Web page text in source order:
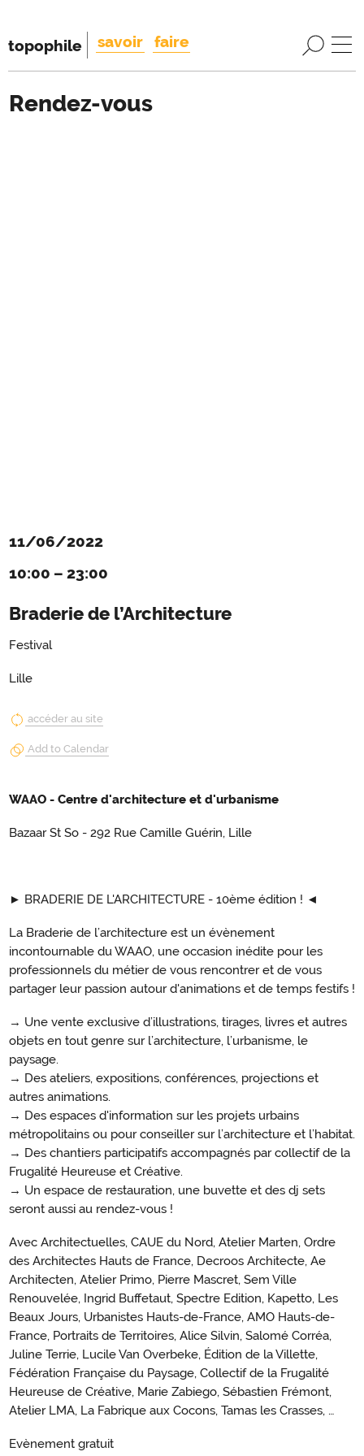
topophile savoir faire
Rendez-vous
11/06/2022
10:00 – 23:00
Braderie de l’Architecture
Festival
Lille
accéder au site
Add to Calendar
WAAO - Centre d'architecture et d'urbanisme
Bazaar St So - 292 Rue Camille Guérin, Lille
► BRADERIE DE L'ARCHITECTURE - 10ème édition ! ◄
La Braderie de l’architecture est un évènement
incontournable du WAAO, une occasion inédite pour les
professionnels du métier de vous rencontrer et de vous
partager leur passion autour d'animations et de temps festifs !
→ Une vente exclusive d’illustrations, tirages, livres et autres
objets en tout genre sur l’architecture, l’urbanisme, le
paysage.
→ Des ateliers, expositions, conférences, projections et
autres animations.
→ Des espaces d'information sur les projets urbains
métropolitains ou pour conseiller sur l’architecture et l’habitat.
→ Des chantiers participatifs accompagnés par collectif de la
Frugalité Heureuse et Créative.
→ Un espace de restauration, une buvette et des dj sets
seront aussi au rendez-vous !
Avec Architectuelles, CAUE du Nord, Atelier Marten, Ordre
des Architectes Hauts de France, Decroos Architecte, Ae
Architecten, Atelier Primo, Pierre Mascret, Sem Ville
Renouvelée, Ingrid Buffetaut, Spectre Edition, Kapetto, Les
Beaux Jours, Urbanistes Hauts-de-France, AMO Hauts-de-
France, Portraits de Territoires, Alice Silvin, Salomé Corréa,
Juline Terrie, Lucile Van Overbeke, Édition de la Villette,
Fédération Française du Paysage, Collectif de la Frugalité
Heureuse de Créative, Marie Zabiego, Sébastien Frémont,
Atelier LMA, La Fabrique aux Cocons, Tamas les Crasses, …
Evènement gratuit